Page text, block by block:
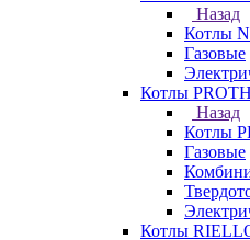
Назад
Котлы
Газовые
Котлы
Назад
Котлы
Газовые
Котлы